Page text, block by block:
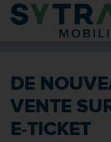
Contenu
Entête de page
Recherche
Pied de page
DE
VENTE
E-TICKET